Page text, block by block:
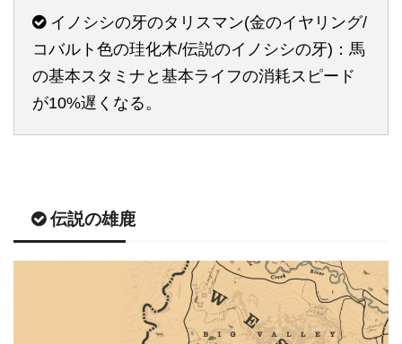
イノシシの牙のタリスマン(金のイヤリング/
コバルト色の珪化木/伝説のイノシシの牙)：馬
の基本スタミナと基本ライフの消耗スピード
が10%遅くなる。
伝説の雄鹿